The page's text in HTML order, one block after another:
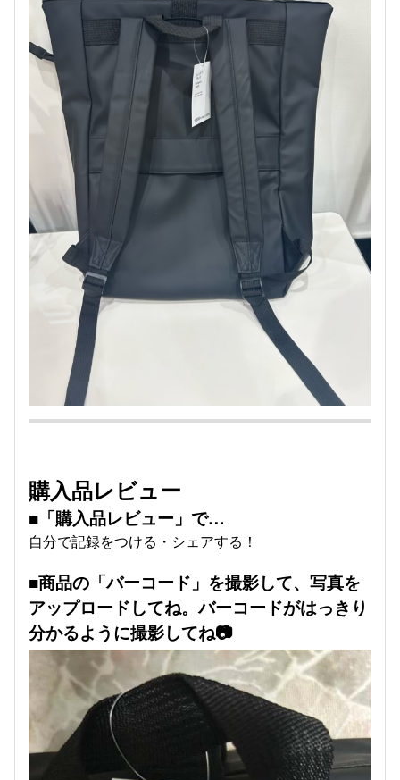
購入品レビュー
■「購入品レビュー」で…
自分で記録をつける・シェアする！
■商品の「バーコード」を撮影して、写真を
アップロードしてね。バーコードがはっきり
分かるように撮影してね📷